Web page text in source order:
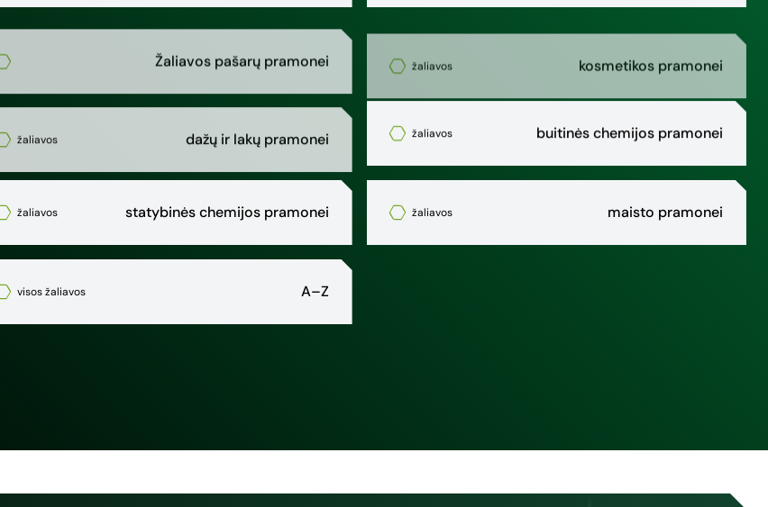
Žaliavos pašarų pramonei
žaliavos dažų ir lakų pramonei žaliavos buitinės chemijos pramonei
žaliavos statybinės chemijos pramonei žaliavos maisto pramonei
visos žaliavos A–Z